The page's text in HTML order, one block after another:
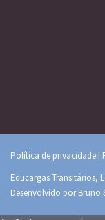
Política de privacidade |
Educargas Transitários,
Desenvolvido porBruno